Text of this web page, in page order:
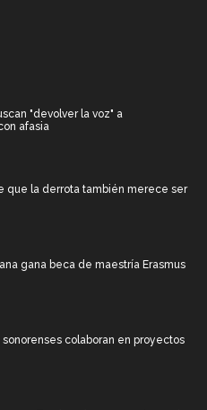
"devolver la voz" a
afasia
que la derrota también merece ser
gana beca de maestría Erasmus
sonorenses colaboran en proyectos